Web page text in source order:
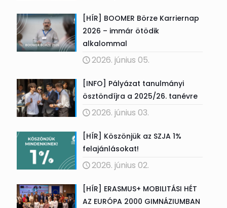
[HÍR] BOOMER Börze Karriernap
2026 – immár ötödik
alkalommal
2026. június 05.
[INFO] Pályázat tanulmányi
ösztöndíjra a 2025/26. tanévre
2026. június 03.
[HÍR] Köszönjük az SZJA 1%
felajánlásokat!
2026. június 02.
[HÍR] ERASMUS+ MOBILITÁSI HÉT
AZ EURÓPA 2000 GIMNÁZIUMBAN